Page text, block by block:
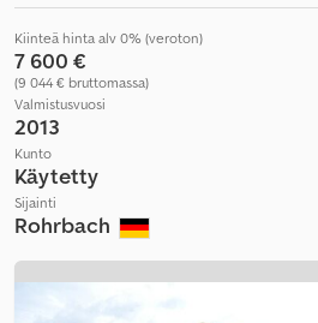
Kiinteä hinta alv 0% (veroton)
7 600 €
(9 044 € bruttomassa)
Valmistusvuosi
2013
Kunto
Käytetty
Sijainti
Rohrbach